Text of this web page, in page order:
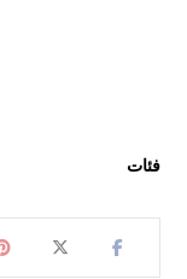
فئات